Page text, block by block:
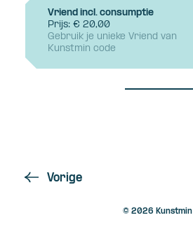
Vriend incl. consumptie
Prijs: € 20,00
Gebruik je unieke Vriend van
Kunstmin code
Vorige
© 2026 Kunstmin